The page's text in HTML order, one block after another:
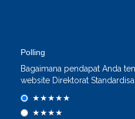
Polling
Bagaimana pendapat Anda
website Direktorat
★★★★★
★★★★